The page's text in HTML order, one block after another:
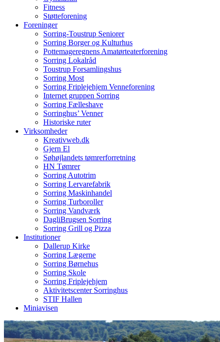
Fitness
Støtteforening
Foreninger
Sorring-Toustrup Seniorer
Sorring Borger og Kulturhus
Pottemageregnens Amatørteaterforening
Sorring Lokalråd
Toustrup Forsamlingshus
Sorring Most
Sorring Friplejehjem Venneforening
Internet gruppen Sorring
Sorring Fælleshave
Sorringhus’ Venner
Historiske ruter
Virksomheder
Kreativweb.dk
Gjern El
Søhøjlandets tømrerforretning
HN Tømrer
Sorring Autotrim
Sorring Lervarefabrik
Sorring Maskinhandel
Sorring Turboroller
Sorring Vandværk
DagliBrugsen Sorring
Sorring Grill og Pizza
Institutioner
Dallerup Kirke
Sorring Lægerne
Sorring Børnehus
Sorring Skole
Sorring Friplejehjem
Aktivitetscenter Sorringhus
STIF Hallen
Miniavisen